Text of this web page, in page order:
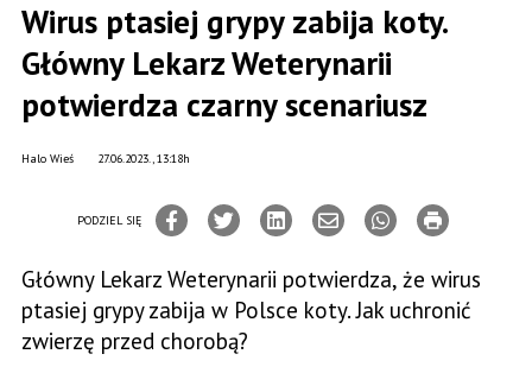
Wirus ptasiej grypy zabija koty.
Główny Lekarz Weterynarii
potwierdza czarny scenariusz
27.06.2023., 13:18h
Halo Wieś
PODZIEL SIĘ
Główny Lekarz Weterynarii potwierdza, że wirus
ptasiej grypy zabija w Polsce koty. Jak uchronić
zwierzę przed chorobą?